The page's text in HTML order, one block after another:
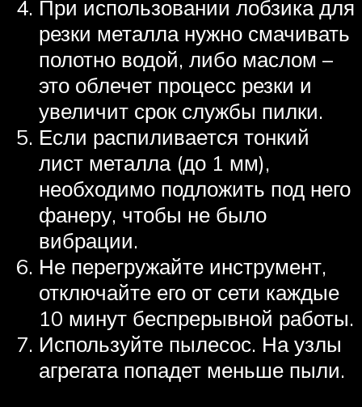
При использовании лобзика для
резки металла нужно смачивать
полотно водой, либо маслом –
это облечет процесс резки и
увеличит срок службы пилки.
Если распиливается тонкий
лист металла (до 1 мм),
необходимо подложить под него
фанеру, чтобы не было
вибрации.
Не перегружайте инструмент,
отключайте его от сети каждые
10 минут беспрерывной работы.
Используйте пылесос. На узлы
агрегата попадет меньше пыли.